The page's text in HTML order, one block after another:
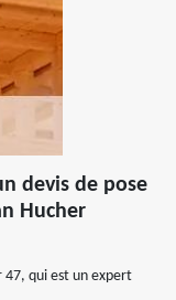
devis de pose
Hucher
47, qui est un expert